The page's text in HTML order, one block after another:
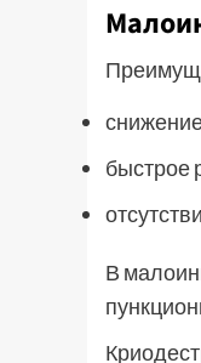
быстрое
В